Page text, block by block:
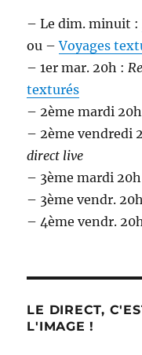
– Le dim. minuit :
ou –Voyages
– 1er mar. 20h :
texturés
– 2ème mardi
– 2ème vendredi
direct live
– 3ème mardi
– 3ème vendr.
– 4ème vendr.
LE DIRECT,
L'IMAGE !